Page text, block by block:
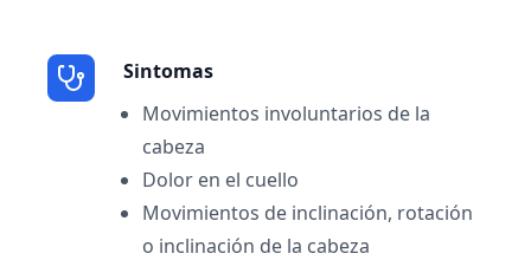
Sintomas
Movimientos involuntarios de la
cabeza
Dolor en el cuello
Movimientos de inclinación, rotación
o inclinación de la cabeza